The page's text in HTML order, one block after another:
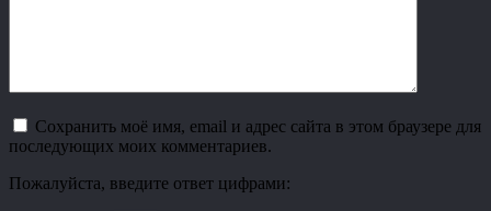
Сохранить моё имя, email и адрес сайта в этом браузере для
последующих моих комментариев.
Пожалуйста, введите ответ цифрами: